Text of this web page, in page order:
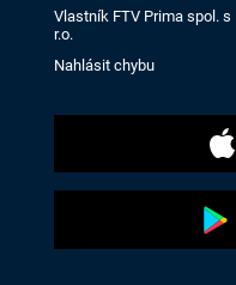
Vlastník FTV Prima spol. s
r.o.
Nahlásit chybu